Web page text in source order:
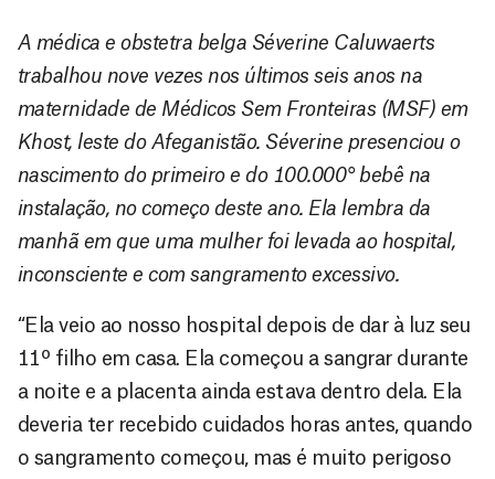
A médica e obstetra belga Séverine Caluwaerts
trabalhou nove vezes nos últimos seis anos na
maternidade de Médicos Sem Fronteiras (MSF) em
Khost, leste do Afeganistão. Séverine presenciou o
nascimento do primeiro e do 100.000° bebê na
instalação, no começo deste ano. Ela lembra da
manhã em que uma mulher foi levada ao hospital,
inconsciente e com sangramento excessivo.
“Ela veio ao nosso hospital depois de dar à luz seu
11º filho em casa. Ela começou a sangrar durante
a noite e a placenta ainda estava dentro dela. Ela
deveria ter recebido cuidados horas antes, quando
o sangramento começou, mas é muito perigoso